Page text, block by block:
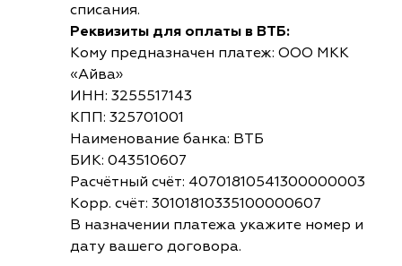
списания.
Реквизиты для оплаты в ВТБ:
Кому предназначен платеж: ООО МКК
«Айва»
ИНН: 3255517143
КПП: 325701001
Наименование банка: ВТБ
БИК: 043510607
Расчётный счёт: 40701810541300000003
Корр. счёт: 30101810335100000607
В назначении платежа укажите номер и
дату вашего договора.